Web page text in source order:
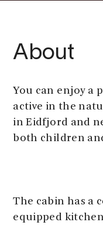
About
You can enjoy a
active in the
in Eidfjord and
both children
The cabin has a
equipped